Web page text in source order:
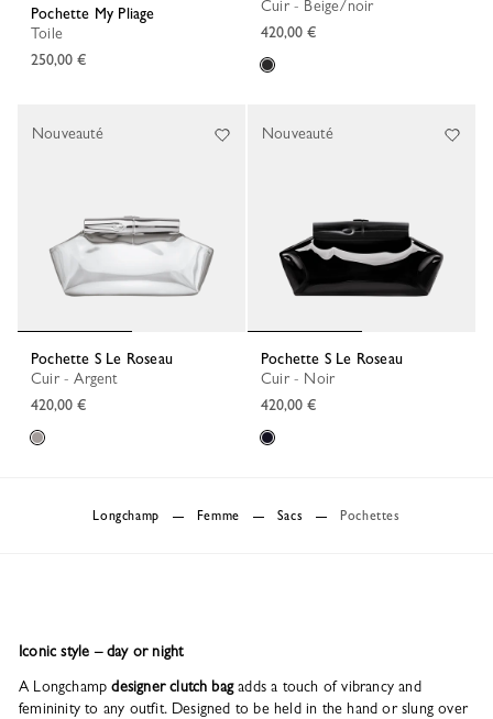
Pochette My Pliage
Toile
250,00 €
Cuir - Beige/noir
420,00 €
Pochette S Le Roseau
Cuir - Argent
420,00 €
Nouveauté
Pochette S Le Roseau
Cuir - Noir
420,00 €
Nouveauté
Longchamp Femme Sacs Pochettes
Iconic style – day or night
A Longchampdesigner clutch bagadds a touch of vibrancy and
femininity to any outfit. Designed to be held in the hand or slung over